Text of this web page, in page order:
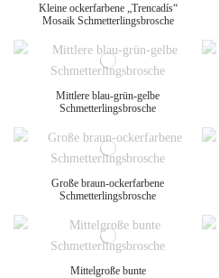
Kleine ockerfarbene „Trencadís“
Mosaik Schmetterlingsbrosche
Mittlere blau-grün-gelbe
Schmetterlingsbrosche
Große braun-ockerfarbene
Schmetterlingsbrosche
Mittelgroße bunte